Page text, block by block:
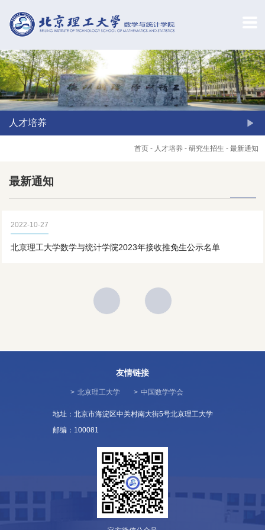
人才培养
首页 - 人才培养 - 研究生招生 - 最新通知
最新通知
2022-10-27
北京理工大学数学与统计学院2023年接收推免生公示名单
友情链接
> 北京理工大学 > 中国数学学会
地址：北京市海淀区中关村南大街5号北京理工大学
邮编：100081